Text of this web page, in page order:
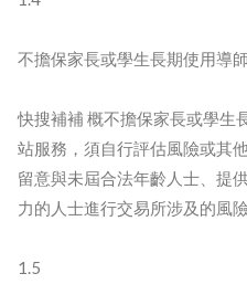
不擔保家長或學生長期使用導師
快搜補補 概不擔保家長或學生
站服務，須自行評估風險或其
留意與未屆合法年齡人士、提
力的人士進行交易所涉及的風險
1.5